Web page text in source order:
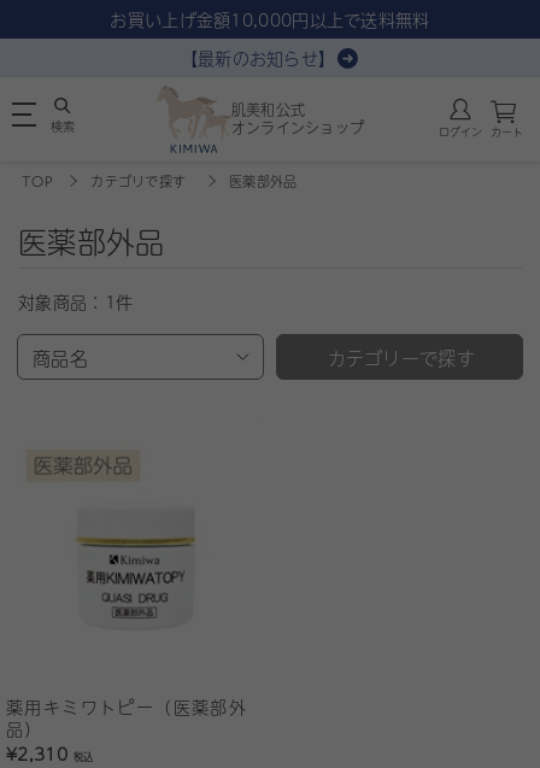
お買い上げ金額10,000円以上で送料無料
【最新のお知らせ】
肌美和公式
オンラインショップ
検索 ログイン カート
TOP カテゴリで探す 医薬部外品
医薬部外品
対象商品： 1件
商品名 カテゴリーで探す
薬用キミワトピー（医薬部外
品）
¥2,310税込